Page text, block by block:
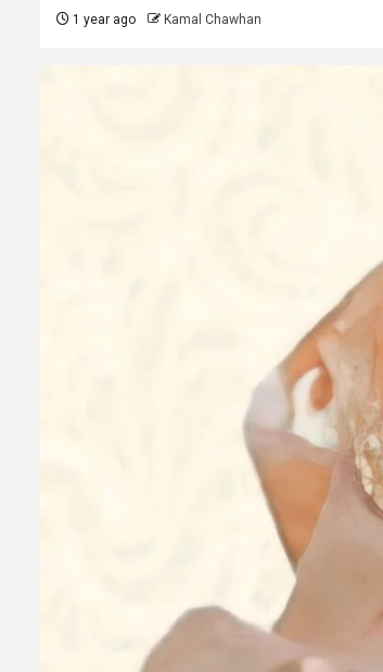
1 year ago Kamal Chawhan